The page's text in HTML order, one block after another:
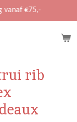
vanaf €75,-
rib